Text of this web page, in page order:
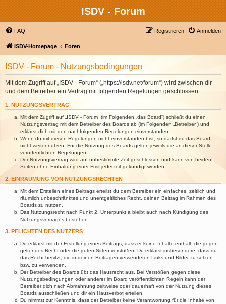
ISDV - Forum
FAQ Anmelden
Registrieren
ISDV-Homepage Foren
ISDV - Forum - Nutzungsbedingungen
Mit dem Zugriff auf „ISDV - Forum“ („https://isdv.net/forum“) wird zwischen dir
und dem Betreiber ein Vertrag mit folgenden Regelungen geschlossen:
1. NUTZUNGSVERTRAG
Mit dem Zugriff auf „ISDV - Forum“ (im Folgenden „das Board“) schließt du einen
Nutzungsvertrag mit dem Betreiber des Boards ab (im Folgenden „Betreiber“) und
erklärst dich mit den nachfolgenden Regelungen einverstanden.
Wenn du mit diesen Regelungen nicht einverstanden bist, so darfst du das Board
nicht weiter nutzen. Für die Nutzung des Boards gelten jeweils die an dieser Stelle
veröffentlichten Regelungen.
Der Nutzungsvertrag wird auf unbestimmte Zeit geschlossen und kann von beiden
Seiten ohne Einhaltung einer Frist jederzeit gekündigt werden.
2. EINRÄUMUNG VON NUTZUNGSRECHTEN
Mit dem Erstellen eines Beitrags erteilst du dem Betreiber ein einfaches, zeitlich und
räumlich unbeschränktes und unentgeltliches Recht, deinen Beitrag im Rahmen des
Boards zu nutzen.
Das Nutzungsrecht nach Punkt 2, Unterpunkt a bleibt auch nach Kündigung des
Nutzungsvertrages bestehen.
3. PFLICHTEN DES NUTZERS
Du erklärst mit der Erstellung eines Beitrags, dass er keine Inhalte enthält, die gegen
geltendes Recht oder die guten Sitten verstoßen. Du erklärst insbesondere, dass du
das Recht besitzt, die in deinen Beiträgen verwendeten Links und Bilder zu setzen
bzw. zu verwenden.
Der Betreiber des Boards übt das Hausrecht aus. Bei Verstößen gegen diese
Nutzungsbedingungen oder anderer im Board veröffentlichten Regeln kann der
Betreiber dich nach Abmahnung zeitweise oder dauerhaft von der Nutzung dieses
Boards ausschließen und dir ein Hausverbot erteilen.
Du nimmst zur Kenntnis, dass der Betreiber keine Verantwortung für die Inhalte von